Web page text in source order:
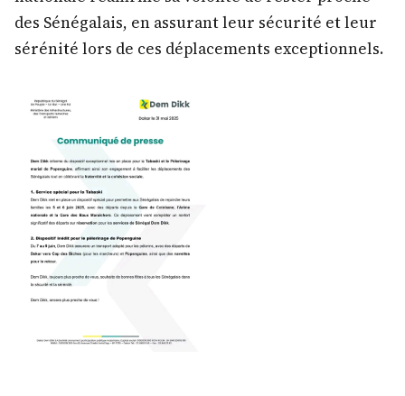
des Sénégalais, en assurant leur sécurité et leur
sérénité lors de ces déplacements exceptionnels.